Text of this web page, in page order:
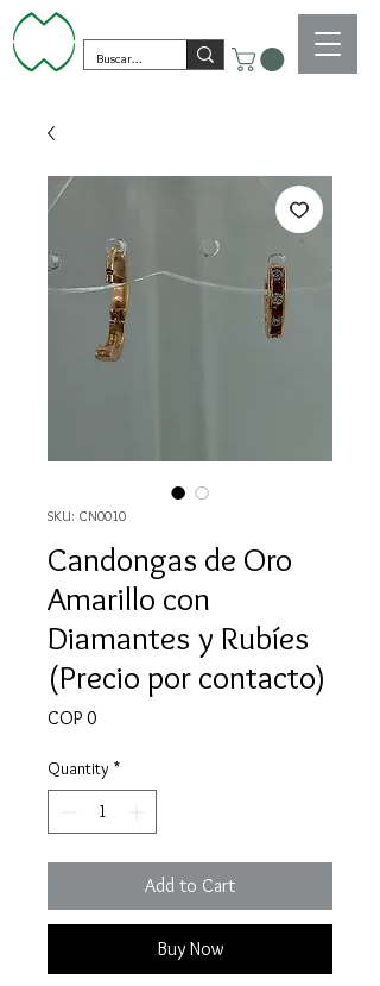
SKU: CN0010
Candongas de Oro
Amarillo con
Diamantes y Rubíes
(Precio por contacto)
COP 0
Quantity *
Add to Cart
Buy Now